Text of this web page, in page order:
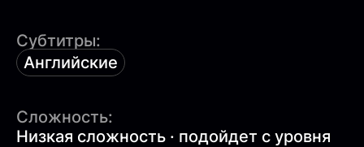
Субтитры:
Английские
Сложность:
Низкая сложность · подойдет с уровня